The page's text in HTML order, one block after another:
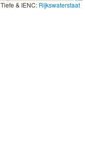
Tiefe & IENC: Rijkswaterstaat